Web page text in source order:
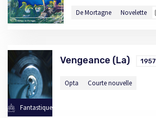
De Mortagne Novelette
Fantastique
Vengeance (La) 1957
Opta Courte nouvelle